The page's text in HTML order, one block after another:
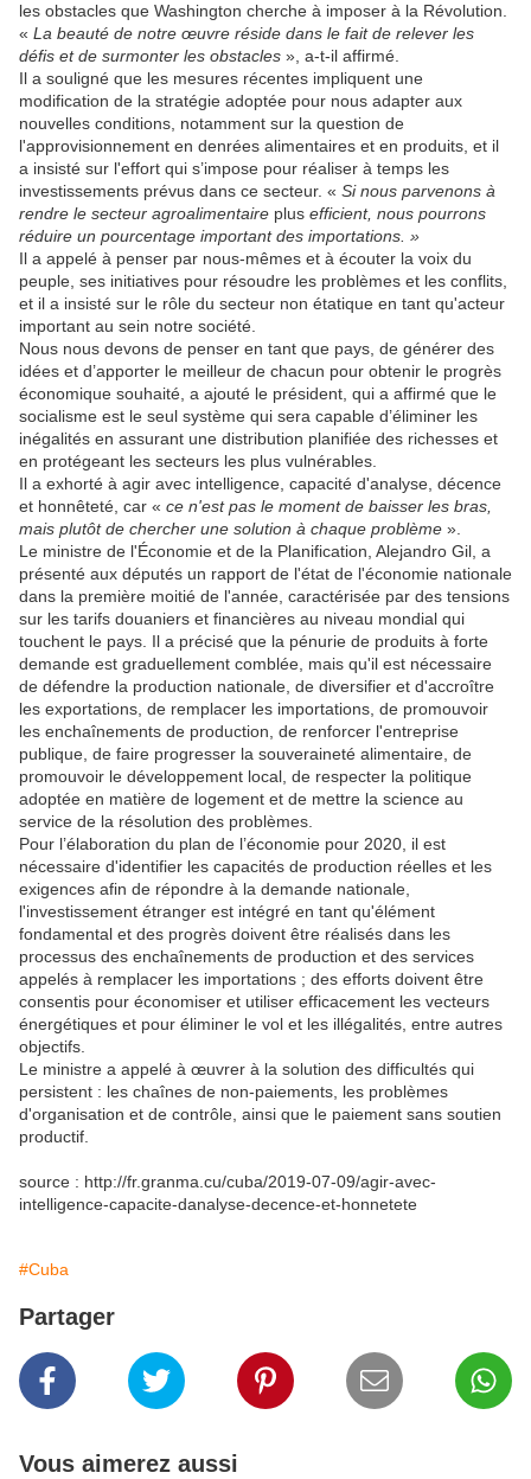
les obstacles que Washington cherche à imposer à la Révolution.
« La beauté de notre œuvre réside dans le fait de relever les
défis et de surmonter les obstacles », a-t-il affirmé.
Il a souligné que les mesures récentes impliquent une
modification de la stratégie adoptée pour nous adapter aux
nouvelles conditions, notamment sur la question de
l'approvisionnement en denrées alimentaires et en produits, et il
a insisté sur l'effort qui s’impose pour réaliser à temps les
investissements prévus dans ce secteur. « Si nous parvenons à
rendre le secteur agroalimentaire plus efficient, nous pourrons
réduire un pourcentage important des importations. »
Il a appelé à penser par nous-mêmes et à écouter la voix du
peuple, ses initiatives pour résoudre les problèmes et les conflits,
et il a insisté sur le rôle du secteur non étatique en tant qu'acteur
important au sein notre société.
Nous nous devons de penser en tant que pays, de générer des
idées et d’apporter le meilleur de chacun pour obtenir le progrès
économique souhaité, a ajouté le président, qui a affirmé que le
socialisme est le seul système qui sera capable d’éliminer les
inégalités en assurant une distribution planifiée des richesses et
en protégeant les secteurs les plus vulnérables.
Il a exhorté à agir avec intelligence, capacité d'analyse, décence
et honnêteté, car « ce n'est pas le moment de baisser les bras,
mais plutôt de chercher une solution à chaque problème ».
Le ministre de l'Économie et de la Planification, Alejandro Gil, a
présenté aux députés un rapport de l'état de l'économie nationale
dans la première moitié de l'année, caractérisée par des tensions
sur les tarifs douaniers et financières au niveau mondial qui
touchent le pays. Il a précisé que la pénurie de produits à forte
demande est graduellement comblée, mais qu'il est nécessaire
de défendre la production nationale, de diversifier et d'accroître
les exportations, de remplacer les importations, de promouvoir
les enchaînements de production, de renforcer l'entreprise
publique, de faire progresser la souveraineté alimentaire, de
promouvoir le développement local, de respecter la politique
adoptée en matière de logement et de mettre la science au
service de la résolution des problèmes.
Pour l’élaboration du plan de l’économie pour 2020, il est
nécessaire d'identifier les capacités de production réelles et les
exigences afin de répondre à la demande nationale,
l'investissement étranger est intégré en tant qu'élément
fondamental et des progrès doivent être réalisés dans les
processus des enchaînements de production et des services
appelés à remplacer les importations ; des efforts doivent être
consentis pour économiser et utiliser efficacement les vecteurs
énergétiques et pour éliminer le vol et les illégalités, entre autres
objectifs.
Le ministre a appelé à œuvrer à la solution des difficultés qui
persistent : les chaînes de non-paiements, les problèmes
d'organisation et de contrôle, ainsi que le paiement sans soutien
productif.
source : http://fr.granma.cu/cuba/2019-07-09/agir-avec-
intelligence-capacite-danalyse-decence-et-honnetete
#Cuba
Partager
Vous aimerez aussi